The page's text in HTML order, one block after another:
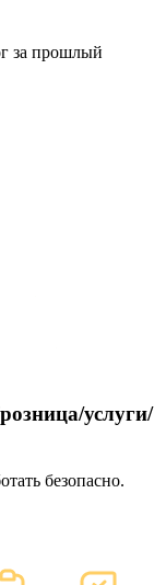
за прошлый
услуги/
безопасно.